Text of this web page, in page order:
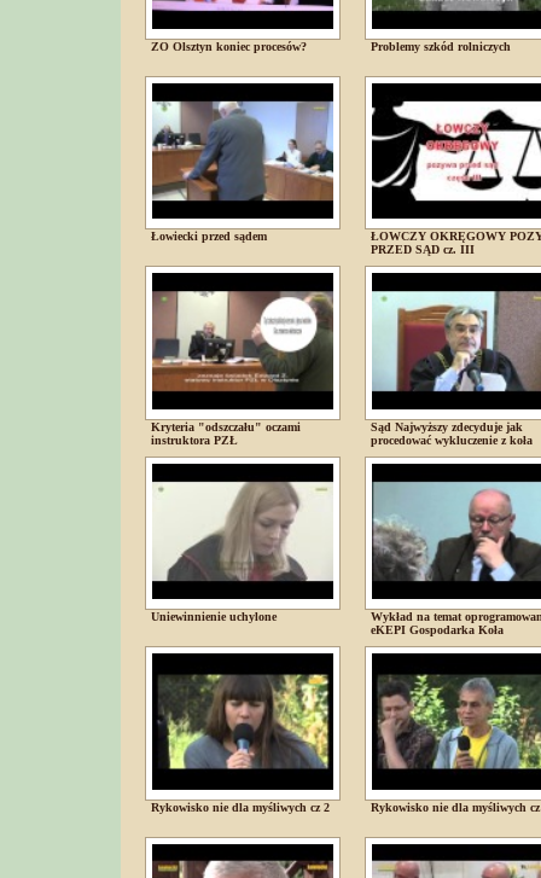
ZO Olsztyn koniec procesów? Problemy szkód rolniczych
Łowiecki przed sądem
ŁOWCZY OKRĘGOWY
PRZED SĄD cz. III
Kryteria "odszczału" oczami
instruktora PZŁ
Sąd Najwyższy zdecyduje jak
procedować wykluczenie z koła
Uniewinnienie uchylone
Wykład na temat
eKEPI Gospodarka Koła
Rykowisko nie dla myśliwych cz 2 Rykowisko nie dla myśliwych